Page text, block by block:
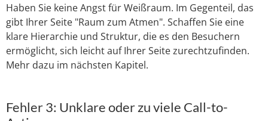
Haben Sie keine Angst für Weißraum. Im Gegenteil, das
gibt Ihrer Seite "Raum zum Atmen". Schaffen Sie eine
klare Hierarchie und Struktur, die es den Besuchern
ermöglicht, sich leicht auf Ihrer Seite zurechtzufinden.
Mehr dazu im nächsten Kapitel.
Fehler 3: Unklare oder zu viele Call-to-